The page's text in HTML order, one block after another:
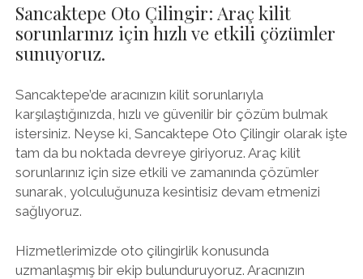
Sancaktepe Oto Çilingir: Araç kilit
sorunlarınız için hızlı ve etkili çözümler
sunuyoruz.
Sancaktepe’de aracınızın kilit sorunlarıyla
karşılaştığınızda, hızlı ve güvenilir bir çözüm bulmak
istersiniz. Neyse ki, Sancaktepe Oto Çilingir olarak işte
tam da bu noktada devreye giriyoruz. Araç kilit
sorunlarınız için size etkili ve zamanında çözümler
sunarak, yolculuğunuza kesintisiz devam etmenizi
sağlıyoruz.
Hizmetlerimizde oto çilingirlik konusunda
uzmanlaşmış bir ekip bulunduruyoruz. Aracınızın